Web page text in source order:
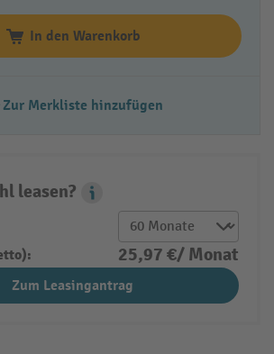
In den Warenkorb
Zur Merkliste hinzufügen
leasen?
Leasing Popover
25,97 €/ Monat
Zum Leasingantrag